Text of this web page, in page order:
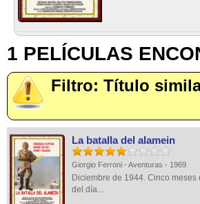
1 PELÍCULAS
Filtro: Título
La batalla del alamein
Giorgio Ferroni - Aventuras - 1969
Diciembre de 1944. Cinco meses
del día...